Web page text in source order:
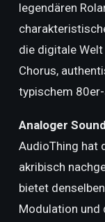
legendären
die digitale
Chorus,
typischem
Analoger
AudioThing hat
akribisch
bietet
Modulation und